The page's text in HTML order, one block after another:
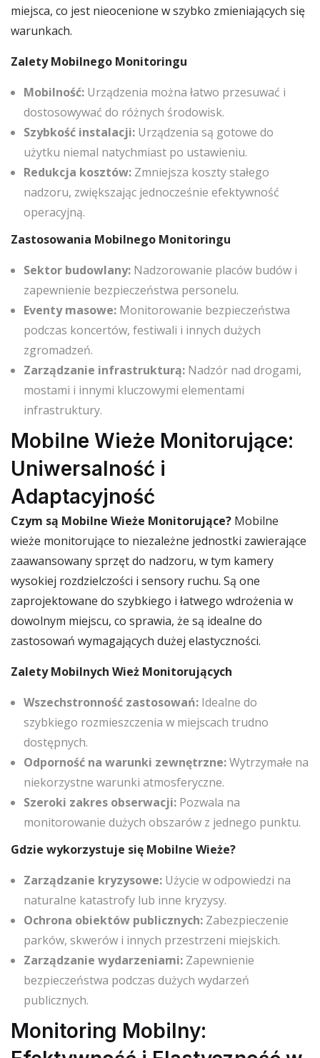
miejsca, co jest nieocenione w szybko zmieniających się
warunkach.
Zalety Mobilnego Monitoringu
Mobilność: Urządzenia można łatwo przesuwać i
dostosowywać do różnych środowisk.
Szybkość instalacji: Urządzenia są gotowe do
użytku niemal natychmiast po ustawieniu.
Redukcja kosztów: Zmniejsza koszty stałego
nadzoru, zwiększając jednocześnie efektywność
operacyjną.
Zastosowania Mobilnego Monitoringu
Sektor budowlany: Nadzorowanie placów budów i
zapewnienie bezpieczeństwa personelu.
Eventy masowe: Monitorowanie bezpieczeństwa
podczas koncertów, festiwali i innych dużych
zgromadzeń.
Zarządzanie infrastrukturą: Nadzór nad drogami,
mostami i innymi kluczowymi elementami
infrastruktury.
Mobilne Wieże Monitorujące:
Uniwersalność i
Adaptacyjność
Czym są Mobilne Wieże Monitorujące? Mobilne
wieże monitorujące to niezależne jednostki zawierające
zaawansowany sprzęt do nadzoru, w tym kamery
wysokiej rozdzielczości i sensory ruchu. Są one
zaprojektowane do szybkiego i łatwego wdrożenia w
dowolnym miejscu, co sprawia, że są idealne do
zastosowań wymagających dużej elastyczności.
Zalety Mobilnych Wież Monitorujących
Wszechstronność zastosowań: Idealne do
szybkiego rozmieszczenia w miejscach trudno
dostępnych.
Odporność na warunki zewnętrzne:Wytrzymałe na
niekorzystne warunki atmosferyczne.
Szeroki zakres obserwacji: Pozwala na
monitorowanie dużych obszarów z jednego punktu.
Gdzie wykorzystuje się Mobilne Wieże?
Zarządzanie kryzysowe: Użycie w odpowiedzi na
naturalne katastrofy lub inne kryzysy.
Ochrona obiektów publicznych: Zabezpieczenie
parków, skwerów i innych przestrzeni miejskich.
Zarządzanie wydarzeniami: Zapewnienie
bezpieczeństwa podczas dużych wydarzeń
publicznych.
Monitoring Mobilny: